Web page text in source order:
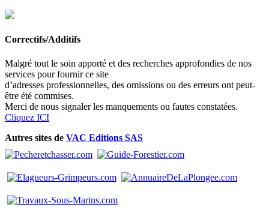
Correctifs/Additifs
Malgré tout le soin apporté et des recherches approfondies de nos
services pour fournir ce site
d’adresses professionnelles, des omissions ou des erreurs ont peut-
être été commises.
Merci de nous signaler les manquements ou fautes constatées.
Cliquez ICI
Autres sites de VAC Editions SAS